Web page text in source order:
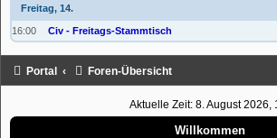
Freitag, 14.
16:00 Civ - Freitags-Stammtisch
Portal Foren-Übersicht
Aktuelle Zeit: 8. August 2026,
Willkommen